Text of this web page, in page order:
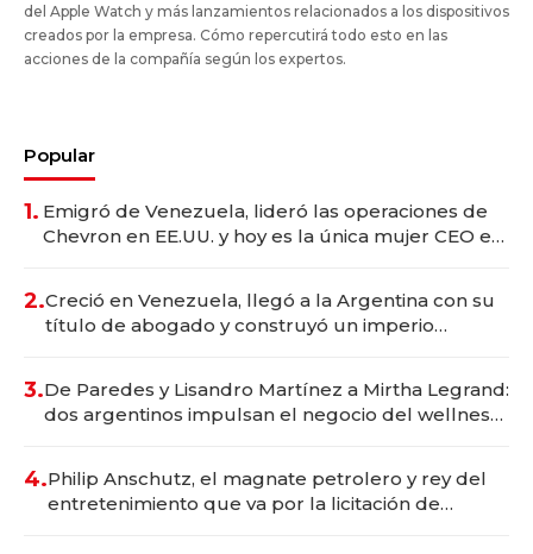
del Apple Watch y más lanzamientos relacionados a los dispositivos
creados por la empresa. Cómo repercutirá todo esto en las
acciones de la compañía según los expertos.
Popular
1. Emigró de Venezuela, lideró las operaciones de
Chevron en EE.UU. y hoy es la única mujer CEO en
2.Creció en Venezuela, llegó a la Argentina con su
título de abogado y construyó un imperio
3.De Paredes y Lisandro Martínez a Mirtha Legrand:
dos argentinos impulsan el negocio del wellness
4.Philip Anschutz, el magnate petrolero y rey del
entretenimiento que va por la licitación de